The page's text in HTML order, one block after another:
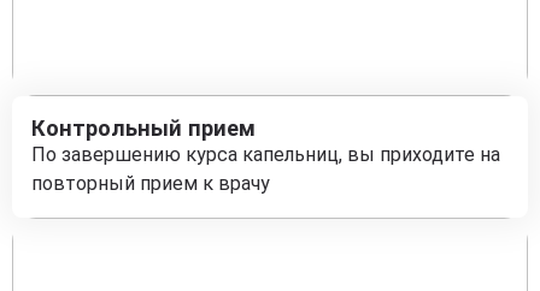
Контрольный прием
По завершению курса капельниц, вы приходите на
повторный прием к врачу